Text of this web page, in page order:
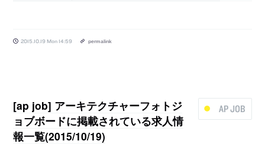
2015.10.19 Mon 14:59 permalink
AP JOB
[ap job] アーキテクチャーフォトジ
ョブボードに掲載されている求人情
報一覧(2015/10/19)